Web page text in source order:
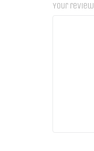
Your review